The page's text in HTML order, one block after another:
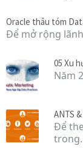
Oracle thâu tóm
Để mở rộng
05 Xu
Năm
ANTS
Để